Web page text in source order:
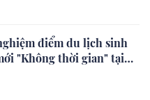
điểm du lịch sinh
"Không thời gian" tại